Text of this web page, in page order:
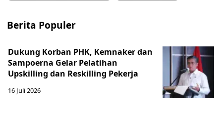
Berita Populer
Dukung Korban PHK, Kemnaker dan
Sampoerna Gelar Pelatihan
Upskilling dan Reskilling Pekerja
16 Juli 2026